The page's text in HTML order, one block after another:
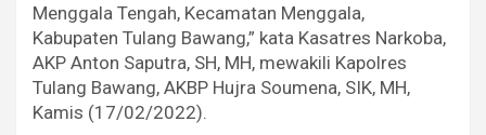
Menggala Tengah, Kecamatan Menggala,
Kabupaten Tulang Bawang,” kata Kasatres Narkoba,
AKP Anton Saputra, SH, MH, mewakili Kapolres
Tulang Bawang, AKBP Hujra Soumena, SIK, MH,
Kamis (17/02/2022).